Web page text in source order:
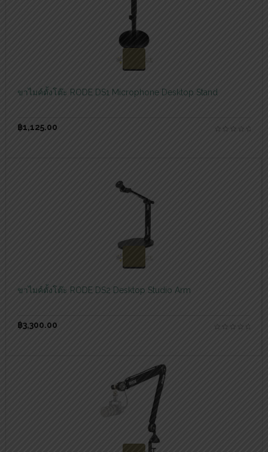
ขาไมค์ตั้งโต๊ะ RODE DS1 Microphone Desktop Stand
฿1,125.00
สอบถามและสั่งซื้อสินค้า
ขาไมค์ตั้งโต๊ะ RODE DS2 Desktop Studio Arm
฿3,300.00